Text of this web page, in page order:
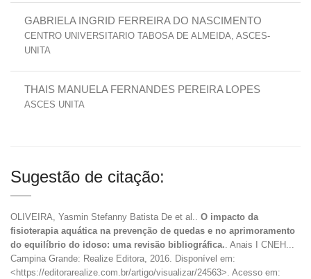
GABRIELA INGRID FERREIRA DO NASCIMENTO
CENTRO UNIVERSITARIO TABOSA DE ALMEIDA, ASCES-
UNITA
THAIS MANUELA FERNANDES PEREIRA LOPES
ASCES UNITA
Sugestão de citação:
OLIVEIRA, Yasmin Stefanny Batista De et al.. O impacto da
fisioterapia aquática na prevenção de quedas e no aprimoramento
do equilíbrio do idoso: uma revisão bibliográfica. . Anais I CNEH...
Campina Grande: Realize Editora, 2016. Disponível em:
<https://editorarealize.com.br/artigo/visualizar/24563>. Acesso em: